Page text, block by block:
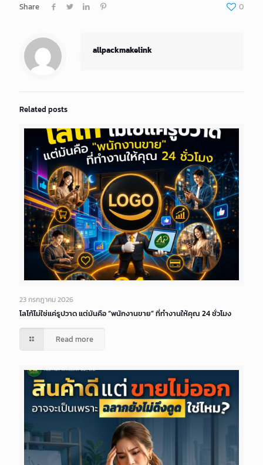
Share 0
allpackmakelink
Related posts
23 กรกฎาคม 2026
โลโก้ไม่ใช่แค่รูปวาด แต่มันคือ “พนักงานขาย” ที่ทำงานให้คุณ 24 ชั่วโมง
Read more